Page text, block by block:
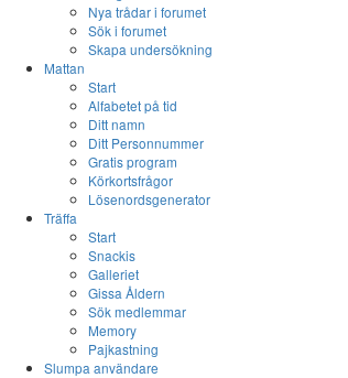
Nya trådar i forumet
Sök i forumet
Skapa undersökning
Mattan
Start
Alfabetet på tid
Ditt namn
Ditt Personnummer
Gratis program
Körkortsfrågor
Lösenordsgenerator
Träffa
Start
Snackis
Galleriet
Gissa Åldern
Sök medlemmar
Memory
Pajkastning
Slumpa användare